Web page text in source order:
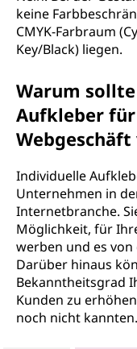
keine
CMYK-Farbraum
Key/Black) liegen.
Warum
Aufkleber
Individuelle
Unternehmen in
Internetbranche.
Möglichkeit, für
werben und es
Darüber hinaus
Bekanntheitsgrad
Kunden zu
noch nicht kannten.